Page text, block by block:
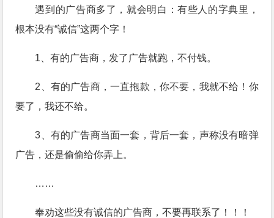
遇到的广告商多了，就会明白：有些人的字典里，
根本没有“诚信”这两个字！
1、有的广告商，发了广告就跑，不付钱。
2、有的广告商，一直拖款，你不要，我就不给！你
要了，我还不给。
3、有的广告商当面一套，背后一套，声称没有暗弹
广告，还是偷偷给你弄上。
……
奉劝这些没有诚信的广告商，不要再联系了！！！